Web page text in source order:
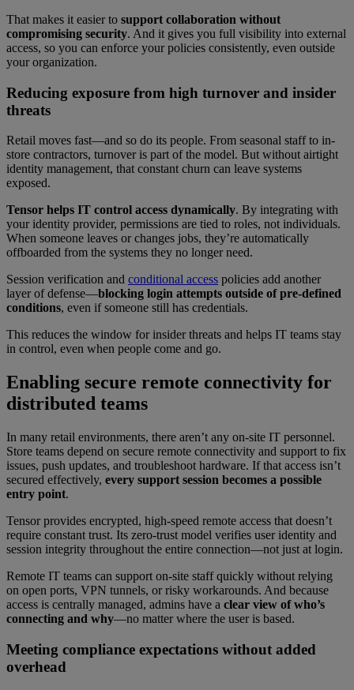
That makes it easier to support collaboration without
compromising security. And it gives you full visibility into external
access, so you can enforce your policies consistently, even outside
your organization.
Reducing exposure from high turnover and insider
threats
Retail moves fast—and so do its people. From seasonal staff to in-
store contractors, turnover is part of the model. But without airtight
identity management, that constant churn can leave systems
exposed.
Tensor helps IT control access dynamically. By integrating with
your identity provider, permissions are tied to roles, not individuals.
When someone leaves or changes jobs, they’re automatically
offboarded from the systems they no longer need.
Session verification and conditional access policies add another
layer of defense—blocking login attempts outside of pre-defined
conditions, even if someone still has credentials.
This reduces the window for insider threats and helps IT teams stay
in control, even when people come and go.
Enabling secure remote connectivity for
distributed teams
In many retail environments, there aren’t any on-site IT personnel.
Store teams depend on secure remote connectivity and support to fix
issues, push updates, and troubleshoot hardware. If that access isn’t
secured effectively, every support session becomes a possible
entry point.
Tensor provides encrypted, high-speed remote access that doesn’t
require constant trust. Its zero-trust model verifies user identity and
session integrity throughout the entire connection—not just at login.
Remote IT teams can support on-site staff quickly without relying
on open ports, VPN tunnels, or risky workarounds. And because
access is centrally managed, admins have a clear view of who’s
connecting and why—no matter where the user is based.
Meeting compliance expectations without added
overhead